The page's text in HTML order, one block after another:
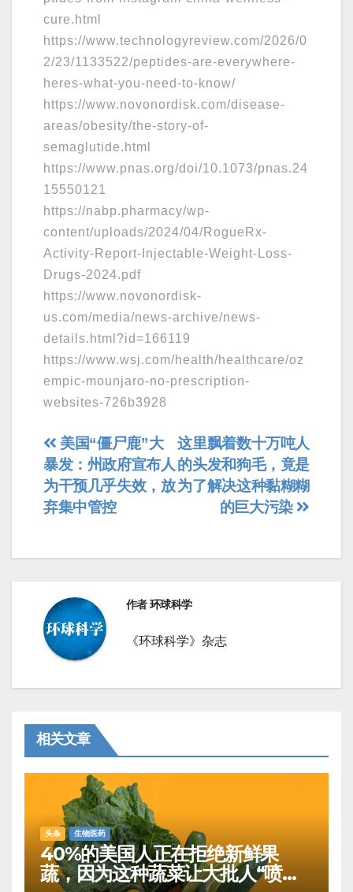
cure.html
https://www.technologyreview.com/2026/0
2/23/1133522/peptides-are-everywhere-
heres-what-you-need-to-know/
https://www.novonordisk.com/disease-
areas/obesity/the-story-of-
semaglutide.html
https://www.pnas.org/doi/10.1073/pnas.24
15550121
https://nabp.pharmacy/wp-
content/uploads/2024/04/RogueRx-
Activity-Report-Injectable-Weight-Loss-
Drugs-2024.pdf
https://www.novonordisk-
us.com/media/news-archive/news-
details.html?id=166119
https://www.wsj.com/health/healthcare/oz
empic-mounjaro-no-prescription-
websites-726b3928
文
章
导
这里飘着数十万吨人
的头发和狗毛，竟是
为了解决这种黏糊糊
的巨大污染
美国“僵尸鹿”大
暴发：州政府宣布人
为干预几乎失效，放
弃集中管控
作者环球科学
《环球科学》杂志
相关文章
头条 生物医药
40%的美国人正在拒绝新鲜果
蔬，因为这种蔬菜让大批人“喷射